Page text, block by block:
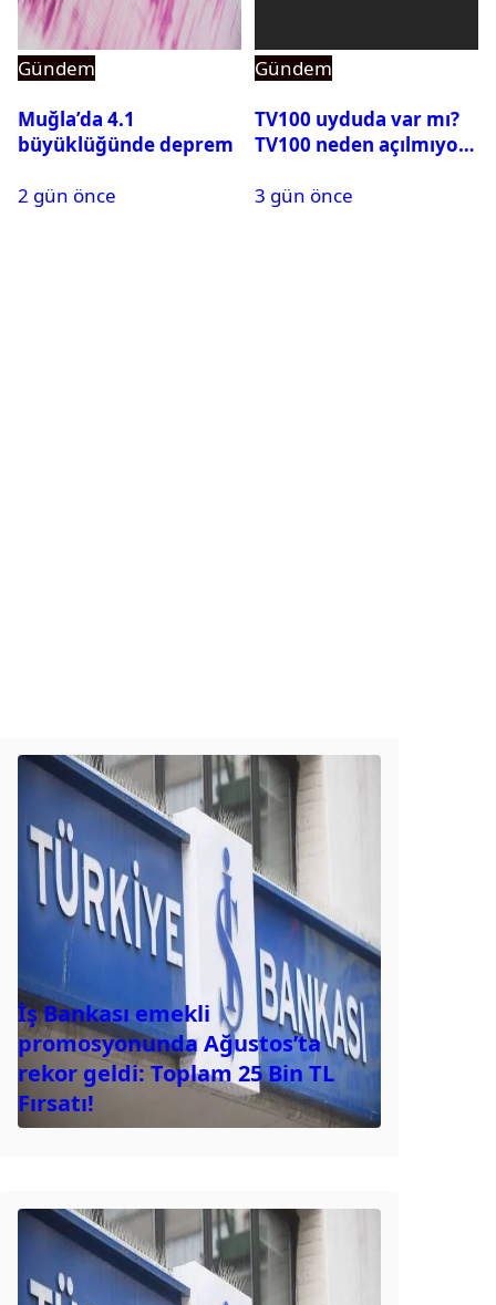
Gündem
Muğla’da 4.1
büyüklüğünde deprem
2 gün önce
Gündem
TV100 uyduda var mı?
TV100 neden açılmıyor?
3 gün önce
İş Bankası emekli
promosyonunda Ağustos’ta
rekor geldi: Toplam 25 Bin TL
Fırsatı!